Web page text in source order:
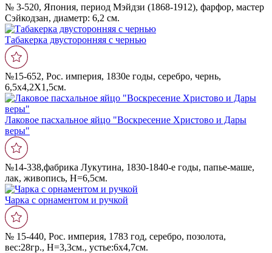
№ 3-520, Япония, период Мэйдзи (1868-1912), фарфор, мастер
Сэйкодзан, диаметр: 6,2 см.
Табакерка двусторонняя с чернью
№15-652, Рос. империя, 1830е годы, серебро, чернь,
6,5х4,2Х1,5см.
Лаковое пасхальное яйцо "Воскресение Христово и Дары
веры"
№14-338,фабрика Лукутина, 1830-1840-е годы, папье-маше,
лак, живопись, Н=6,5см.
Чарка с орнаментом и ручкой
№ 15-440, Рос. империя, 1783 год, серебро, позолота,
вес:28гр., Н=3,3см., устье:6х4,7см.